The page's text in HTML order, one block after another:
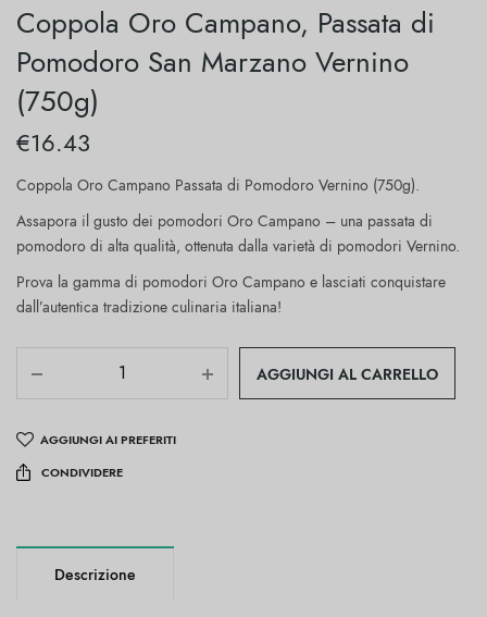
Coppola Oro Campano, Passata di
Pomodoro San Marzano Vernino
(750g)
€16.43
Coppola Oro Campano Passata di Pomodoro Vernino (750g).
Assapora il gusto dei pomodori Oro Campano – una passata di
pomodoro di alta qualità, ottenuta dalla varietà di pomodori Vernino.
Prova la gamma di pomodori Oro Campano e lasciati conquistare
dall’autentica tradizione culinaria italiana!
AGGIUNGI AL CARRELLO
AGGIUNGI AI PREFERITI
CONDIVIDERE
Descrizione